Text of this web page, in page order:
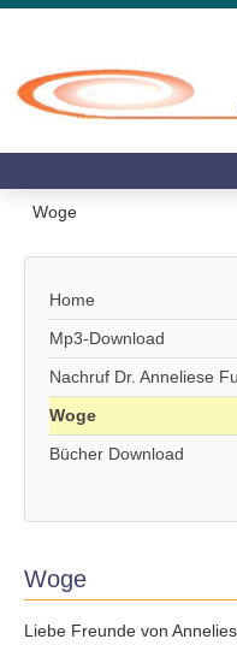
Woge
Home
Mp3-Download
Nachruf Dr. Anneliese
Woge
Bücher Download
Woge
Liebe Freunde von